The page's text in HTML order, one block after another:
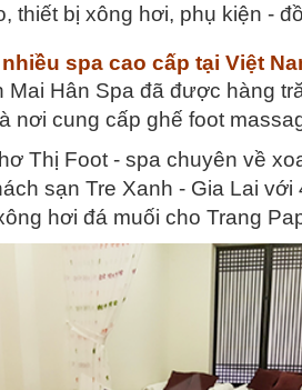
thiết bị xông hơi, phụ kiện -
spa cao cấp tại Việt
Hân Spa đã được hàng
nơi cung cấp ghế foot
Thị Foot - spa chuyên về
sạn Tre Xanh - Gia Lai
hơi đá muối cho Trang